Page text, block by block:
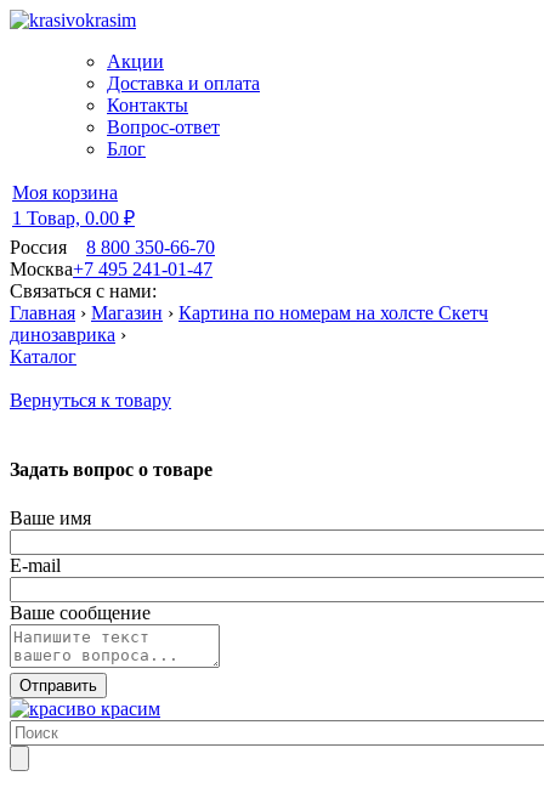
Акции
Доставка и оплата
Контакты
Вопрос-ответ
Блог
Моя корзина
1 Товар, 0.00 ₽
Россия
8 800 350-66-70
Москва+7 495 241-01-47
Связаться с нами:
Главная › Магазин › Картина по номерам на холсте Скетч
динозаврика ›
Каталог
Вернуться к товару
Задать вопрос о товаре
Ваше имя
E-mail
Ваше сообщение